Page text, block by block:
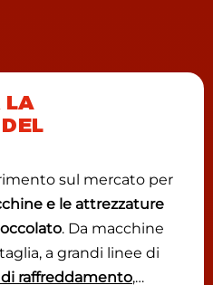
LA
sul mercato per
e le attrezzature
. Da macchine
a grandi linee di
raffreddamento,